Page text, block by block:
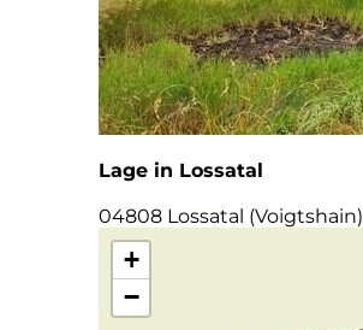
Lage in Lossatal
04808 Lossatal (Voigtshain)
+
−